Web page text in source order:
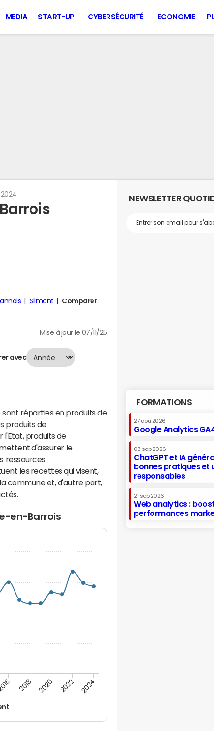
MEDIA START-UP CYBERSÉCURITÉ ECONOMIE
Silmont
Comparer
Mise à jour le 07/11/25
avec
réparties en produits de
produits de
l'Etat, produits de
d'assurer le
ressources
les recettes qui visent,
commune et, d'autre part,
en-Barrois
2018 2020 2022 2024
NEWSLETTER
FORMATIONS
27 aoû 2026
Google Analytics
03 sep 2026
ChatGPT et IA
bonnes pratiques et
responsables
21 sep 2026
Web analytics :
performances